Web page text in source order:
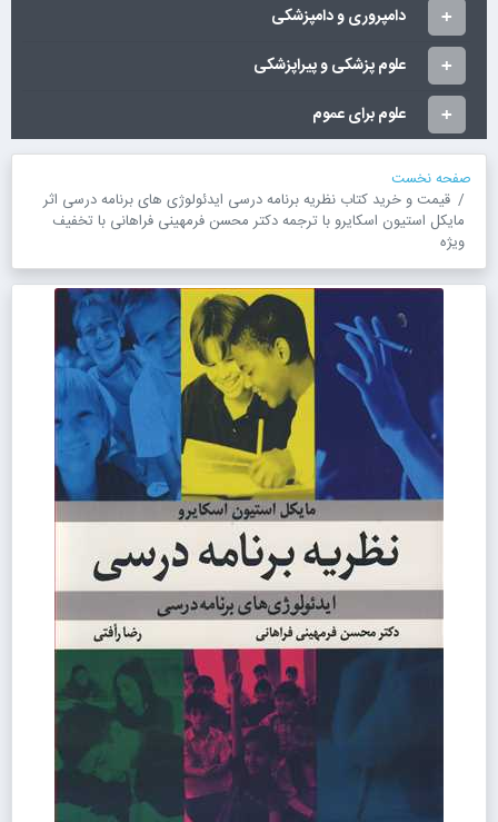
دامپروری و دامپزشکی
علوم پزشکی و پیراپزشکی
علوم برای عموم
صفحه نخست
قیمت و خرید کتاب نظریه برنامه درسی ایدئولوژی های برنامه درسی اثر
مایکل استیون اسکایرو با ترجمه دکتر محسن فرمهینی فراهانی با تخفیف
ویژه